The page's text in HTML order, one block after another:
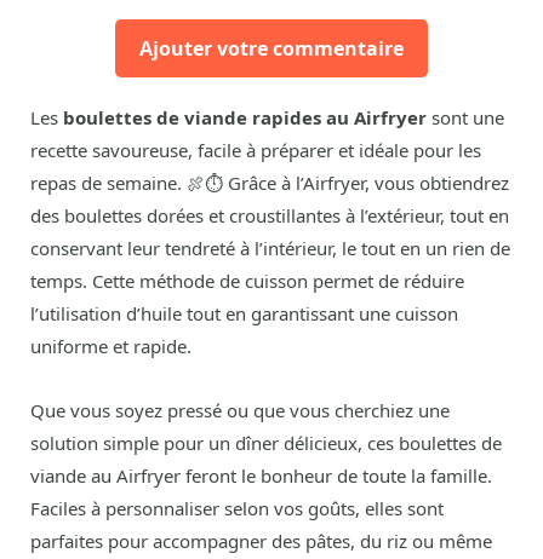
Ajouter votre commentaire
Les boulettes de viande rapides au Airfryer sont une
recette savoureuse, facile à préparer et idéale pour les
repas de semaine. 🍖⏱️ Grâce à l’Airfryer, vous obtiendrez
des boulettes dorées et croustillantes à l’extérieur, tout en
conservant leur tendreté à l’intérieur, le tout en un rien de
temps. Cette méthode de cuisson permet de réduire
l’utilisation d’huile tout en garantissant une cuisson
uniforme et rapide.
Que vous soyez pressé ou que vous cherchiez une
solution simple pour un dîner délicieux, ces boulettes de
viande au Airfryer feront le bonheur de toute la famille.
Faciles à personnaliser selon vos goûts, elles sont
parfaites pour accompagner des pâtes, du riz ou même